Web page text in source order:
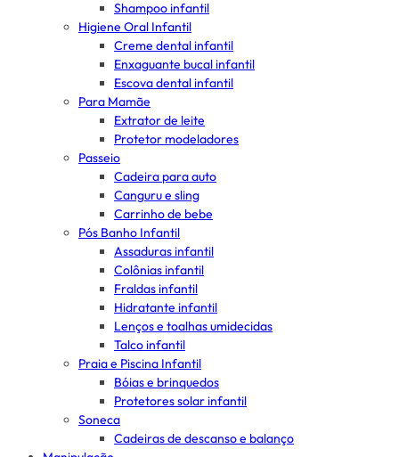
Shampoo infantil
Higiene Oral Infantil
Creme dental infantil
Enxaguante bucal infantil
Escova dental infantil
Para Mamãe
Extrator de leite
Protetor modeladores
Passeio
Cadeira para auto
Canguru e sling
Carrinho de bebe
Pós Banho Infantil
Assaduras infantil
Colônias infantil
Fraldas infantil
Hidratante infantil
Lenços e toalhas umidecidas
Talco infantil
Praia e Piscina Infantil
Bóias e brinquedos
Protetores solar infantil
Soneca
Cadeiras de descanso e balanço